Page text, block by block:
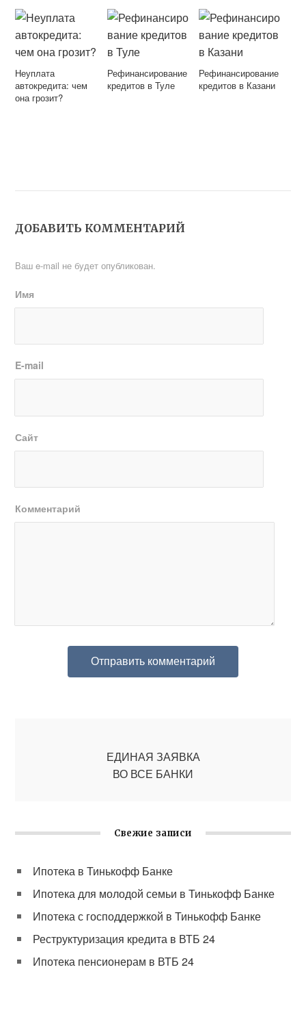
Неуплата
автокредита: чем
она грозит?
Рефинансирование
кредитов в Туле
Рефинансирование
кредитов в Казани
ДОБАВИТЬ КОММЕНТАРИЙ
Ваш e-mail не будет опубликован.
Имя
E-mail
Сайт
Комментарий
ЕДИНАЯ ЗАЯВКА
ВО ВСЕ БАНКИ
Свежие записи
Ипотека в Тинькофф Банке
Ипотека для молодой семьи в Тинькофф Банке
Ипотека с господдержкой в Тинькофф Банке
Реструктуризация кредита в ВТБ 24
Ипотека пенсионерам в ВТБ 24